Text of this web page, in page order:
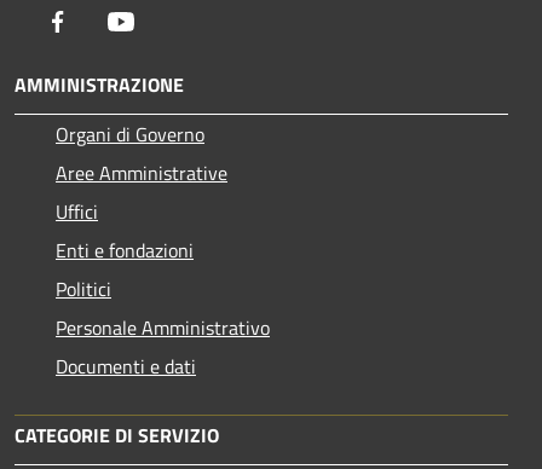
Facebook
AMMINISTRAZIONE
Organi di Governo
Aree Amministrative
Uffici
Enti e fondazioni
Politici
Personale Amministrativo
Documenti e dati
CATEGORIE DI SERVIZIO